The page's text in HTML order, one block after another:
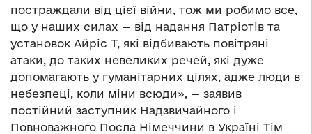
постраждали від цієї війни, тож ми робимо все,
що у наших силах — від надання Патріотів та
установок Айріс Т, які відбивають повітряні
атаки, до таких невеликих речей, які дуже
допомагають у гуманітарних цілях, адже люди в
небезпеці, коли міни всюди», — заявив
постійний заступник Надзвичайного і
Повноважного Посла Німеччини в Україні Тім